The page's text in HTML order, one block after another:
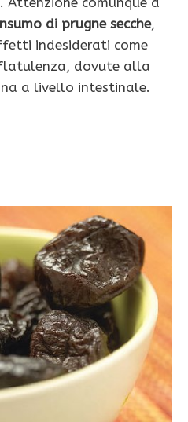
di prugne secche,
indesiderati come
dovute alla
a livello intestinale.